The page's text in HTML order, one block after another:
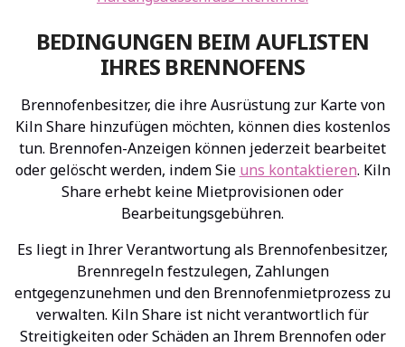
BEDINGUNGEN BEIM AUFLISTEN
IHRES BRENNOFENS
Brennofenbesitzer, die ihre Ausrüstung zur Karte von
Kiln Share hinzufügen möchten, können dies kostenlos
tun. Brennofen-Anzeigen können jederzeit bearbeitet
oder gelöscht werden, indem Sie uns kontaktieren. Kiln
Share erhebt keine Mietprovisionen oder
Bearbeitungsgebühren.
Es liegt in Ihrer Verantwortung als Brennofenbesitzer,
Brennregeln festzulegen, Zahlungen
entgegenzunehmen und den Brennofenmietprozess zu
verwalten. Kiln Share ist nicht verantwortlich für
Streitigkeiten oder Schäden an Ihrem Brennofen oder